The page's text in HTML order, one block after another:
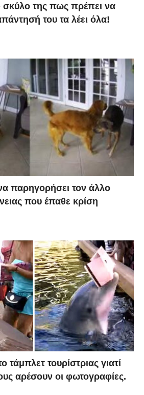
σκύλο της πως πρέπει να
του τα λέει όλα!
παρηγορήσει τον άλλο
που έπαθε κρίση
τάμπλετ τουρίστριας γιατί
αρέσουν οι φωτογραφίες.